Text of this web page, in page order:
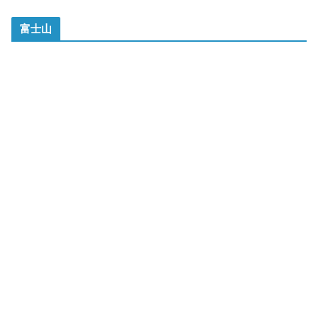
富士山